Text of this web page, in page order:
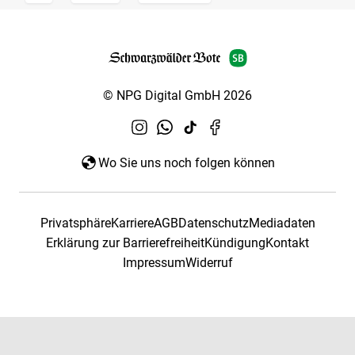
© NPG Digital GmbH 2026
Wo Sie uns noch folgen können
PrivatsphäreKarriereAGBDatenschutzMediadaten
Erklärung zur BarrierefreiheitKündigungKontakt
ImpressumWiderruf